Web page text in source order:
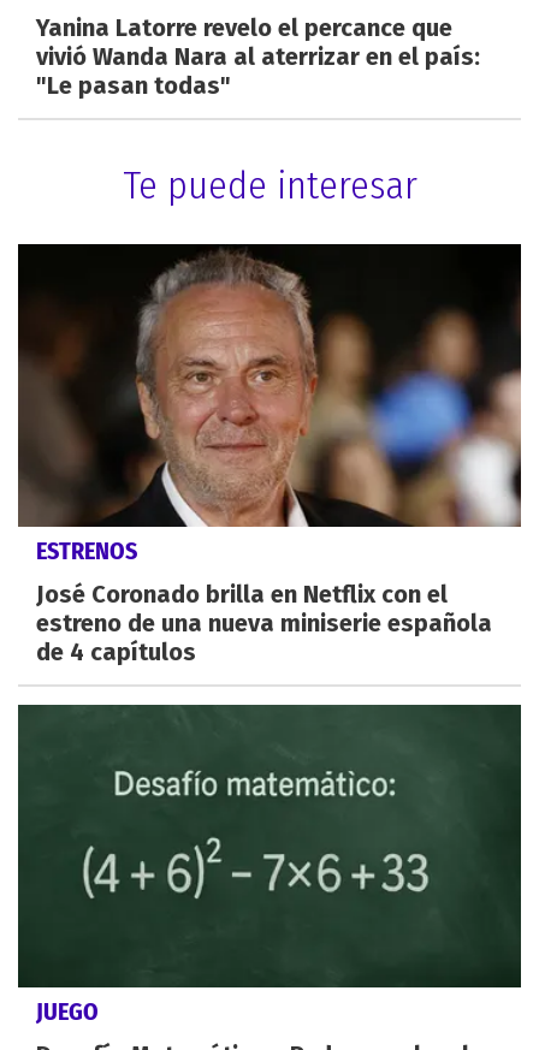
Yanina Latorre revelo el percance que
vivió Wanda Nara al aterrizar en el país:
"Le pasan todas"
Te puede interesar
ESTRENOS
José Coronado brilla en Netflix con el
estreno de una nueva miniserie española
de 4 capítulos
JUEGO